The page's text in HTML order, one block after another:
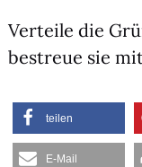
Ver­tei­le die
bestreue sie
tei­len
E‑Mail